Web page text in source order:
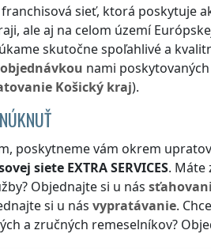
sieť, ktorá poskytuje
, ale aj na celom území
skutočne spoľahlivé a
objednávkou nami
Košický kraj).
poskytneme vám okrem
siete EXTRA SERVICES. Máte
Objednajte si u nás
si u nás vypratávanie.
a zručných remeselníkov?